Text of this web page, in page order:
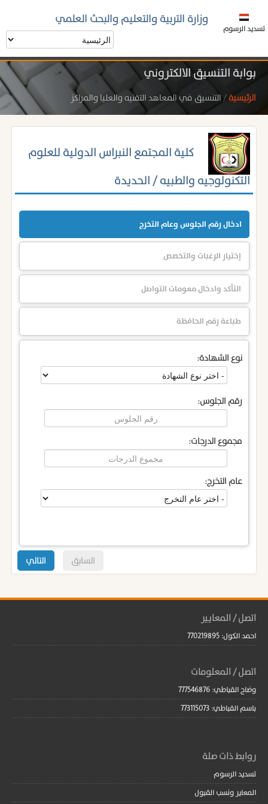
تسديد الرسوم
وزارة التربية والتعليم والبحث العلمي
بوابة التنسيق الالكتروني
الرئيسية/التنسيق في المعاهد التقنيه والعليا والمراكز
كلية المجتمع النبراس الدولية للعلوم
التكنولوجيه والطبيه / الحديدة
ادخال رقم الجلوس وعام التخرج
إختيار الرغبات والتخصص
التأكد وادخال معومات التواصل
طباعة رقم الحافظة
نوع الشهادة:
رقم الجلوس:
مجموع الدرجات:
عام التخرج:
السابق التالي
اتصل / المعايير
احمد الكول: 770219895
اتصل / المعلومات
وضاح القباطي: 777546876
باسم القباطي: 773115073
روابط ذات صلة
تسديد الرسوم
المعاير ونسب القبول